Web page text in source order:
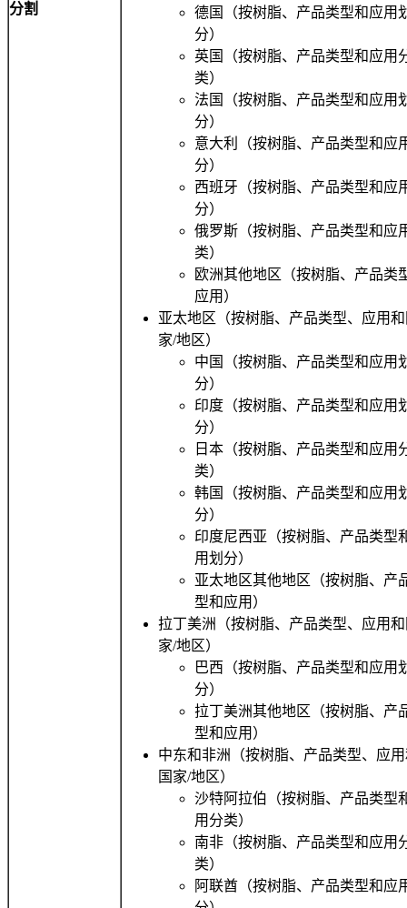
分割
德国（按树脂、产品类型和应用
分）
英国（按树脂、产品类型和应用
类）
法国（按树脂、产品类型和应用
分）
意大利（按树脂、产品类型和应
分）
西班牙（按树脂、产品类型和应
分）
俄罗斯（按树脂、产品类型和应
类）
欧洲其他地区（按树脂、产品类
应用）
亚太地区（按树脂、产品类型、应用
家/地区）
中国（按树脂、产品类型和应用
分）
印度（按树脂、产品类型和应用
分）
日本（按树脂、产品类型和应用
类）
韩国（按树脂、产品类型和应用
分）
印度尼西亚（按树脂、产品类型
用划分）
亚太地区其他地区（按树脂、产
型和应用）
拉丁美洲（按树脂、产品类型、应用
家/地区）
巴西（按树脂、产品类型和应用
分）
拉丁美洲其他地区（按树脂、产
型和应用）
中东和非洲（按树脂、产品类型、应
国家/地区）
沙特阿拉伯（按树脂、产品类型
用分类）
南非（按树脂、产品类型和应用
类）
阿联酋（按树脂、产品类型和应